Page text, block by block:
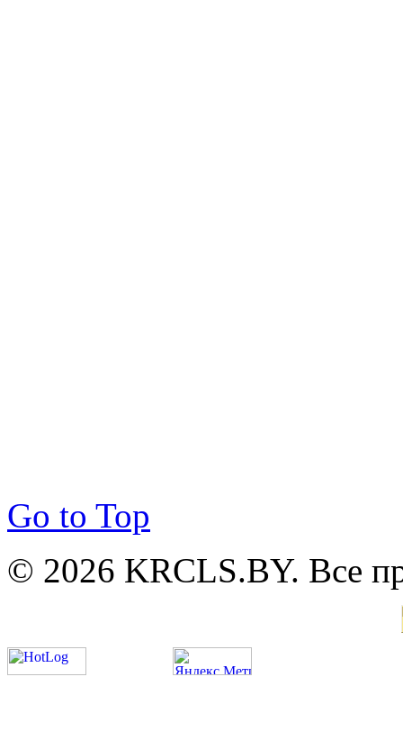
Go to Top
© 2026 KRCLS.BY. Все